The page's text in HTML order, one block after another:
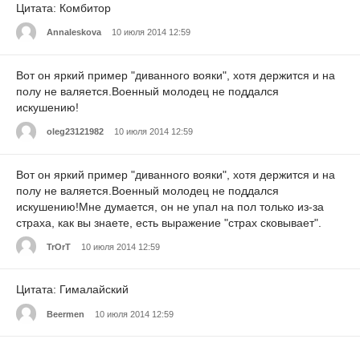
Цитата: Комбитор
Annaleskova 10 июля 2014 12:59
Вот он яркий пример "диванного вояки", хотя держится и на
полу не валяется.Военный молодец не поддался
искушению!
oleg23121982 10 июля 2014 12:59
Вот он яркий пример "диванного вояки", хотя держится и на
полу не валяется.Военный молодец не поддался
искушению!Мне думается, он не упал на пол только из-за
страха, как вы знаете, есть выражение "страх сковывает".
TrOrT 10 июля 2014 12:59
Цитата: Гималайский
Beermen 10 июля 2014 12:59